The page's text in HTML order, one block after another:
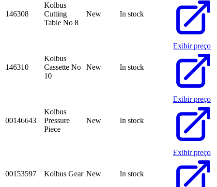
146308
Kolbus
Cutting
Table No 8
New In stock
146310
Kolbus
Cassette No
10
New In stock
Exibir preço
00146643
Kolbus
Pressure
Piece
New In stock
Exibir preço
00153597 Kolbus Gear New In stock
Exibir preço